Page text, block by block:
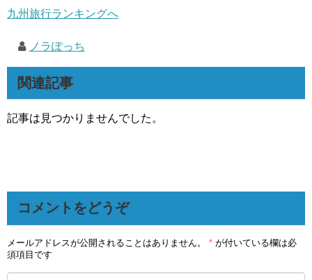
九州旅行ランキングへ
ノラぽっち
関連記事
記事は見つかりませんでした。
コメントをどうぞ
メールアドレスが公開されることはありません。 * が付いている欄は必
須項目です